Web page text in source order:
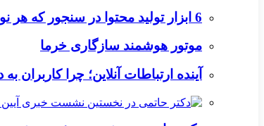
6 ابزار تولید محتوا در سنجور که هر نویسنده به آن‌ها نیاز دارد
موتور هوشمند سازگاری خرما
آینده ارتباطات آنلاین؛ چرا